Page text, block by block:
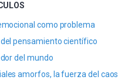
como problema
del pensamiento científico
del mundo
amorfos, la fuerza del caos